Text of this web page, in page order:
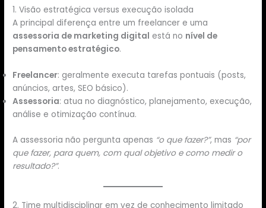
1. Visão estratégica versus execução isolada
A principal diferença entre um freelancer e uma
assessoria de marketing digital está no nível de
pensamento estratégico.
Freelancer: geralmente executa tarefas pontuais (posts,
anúncios, artes, SEO básico).
Assessoria: atua no diagnóstico, planejamento, execução,
análise e otimização contínua.
A assessoria não pergunta apenas “o que fazer?”, mas “por
que fazer, para quem, com qual objetivo e como medir o
resultado?”.
2. Time multidisciplinar em vez de conhecimento limitado